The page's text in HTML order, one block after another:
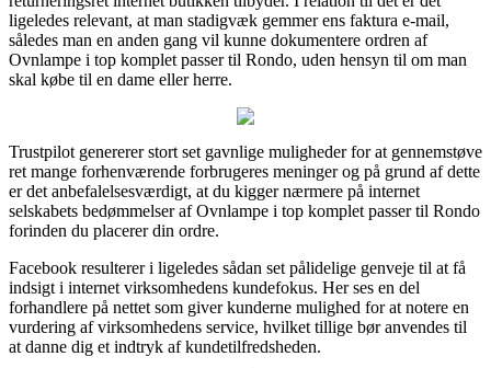
ligeledes relevant, at man stadigvæk gemmer ens faktura e-mail,
således man en anden gang vil kunne dokumentere ordren af
Ovnlampe i top komplet passer til Rondo, uden hensyn til om man
skal købe til en dame eller herre.
Trustpilot genererer stort set gavnlige muligheder for at gennemstøve
ret mange forhenværende forbrugeres meninger og på grund af dette
er det anbefalelsesværdigt, at du kigger nærmere på internet
selskabets bedømmelser af Ovnlampe i top komplet passer til Rondo
forinden du placerer din ordre.
Facebook resulterer i ligeledes sådan set pålidelige genveje til at få
indsigt i internet virksomhedens kundefokus. Her ses en del
forhandlere på nettet som giver kunderne mulighed for at notere en
vurdering af virksomhedens service, hvilket tillige bør anvendes til
at danne dig et indtryk af kundetilfredsheden.